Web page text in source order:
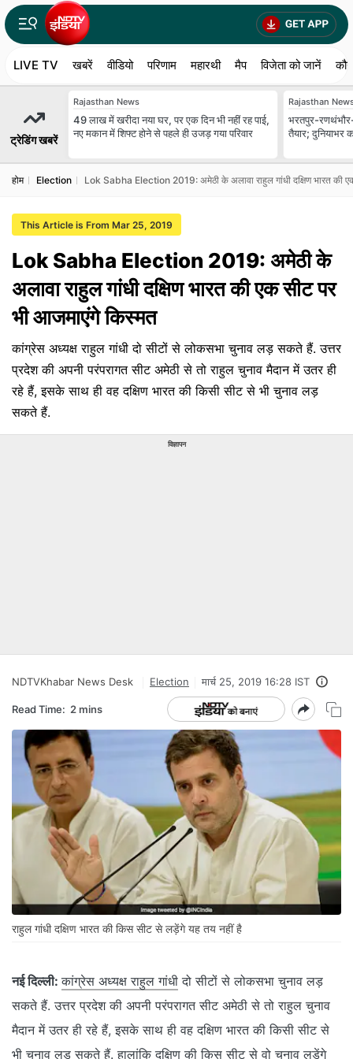
LIVE TV खबरें वीडियो परिणाम महारथी मैप विजेता को जानें
ट्रेडिंग खबरें
Rajasthan News
49 लाख में खरीदा नया घर, पर एक दिन भी नहीं रह पाई,
नए मकान में शिफ्ट होने से पहले ही उजड़ गया परिवार
Rajasthan
भरतपुर-रणथंभौर-
तैयार; दुनियाभर
होम Election Lok Sabha Election 2019: अमेठी के अलावा राहुल गांधी दक्षिण भारत की
This Article is From Mar 25, 2019
Lok Sabha Election 2019: अमेठी के
अलावा राहुल गांधी दक्षिण भारत की एक सीट पर
भी आजमाएंगे किस्‍मत
कांग्रेस अध्‍यक्ष राहुल गांधी दो सीटों से लोकसभा चुनाव लड़ सकते हैं. उत्तर
प्रदेश की अपनी परंपरागत सीट अमेठी से तो राहुल चुनाव मैदान में उतर ही
रहे हैं, इसके साथ ही वह दक्षिण भारत की किसी सीट से भी चुनाव लड़
सकते हैं.
विज्ञापन
NDTVKhabar News Desk Election मार्च 25, 2019 16:28 IST
Read Time: 2 mins
राहुल गांधी दक्षिण भारत की किस सीट से लड़ेंगे यह तय नहीं है
नई दिल्‍ली: कांग्रेस अध्‍यक्ष राहुल गांधी दो सीटों से लोकसभा चुनाव लड़
सकते हैं. उत्तर प्रदेश की अपनी परंपरागत सीट अमेठी से तो राहुल चुनाव
मैदान में उतर ही रहे हैं, इसके साथ ही वह दक्षिण भारत की किसी सीट से
भी चुनाव लड़ सकते हैं. हालांकि दक्षिण की किस सीट से वो चुनाव लड़ेंगे